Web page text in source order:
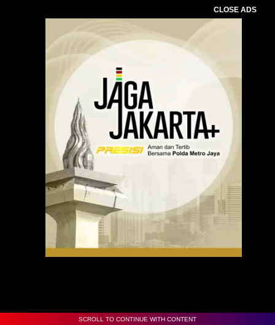
CLOSE ADS
SCROLL TO CONTINUE WITH CONTENT